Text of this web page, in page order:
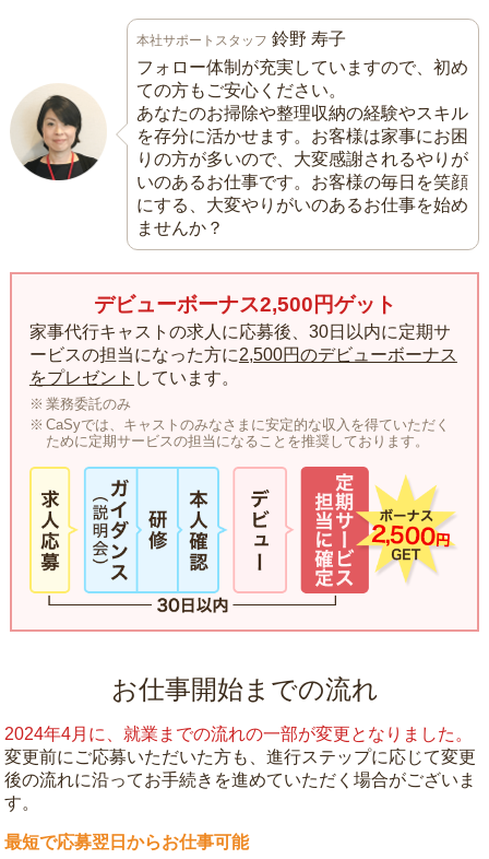
本社サポートスタッフ 鈴野 寿子
フォロー体制が充実していますので、初め
ての方もご安心ください。
あなたのお掃除や整理収納の経験やスキル
を存分に活かせます。お客様は家事にお困
りの方が多いので、大変感謝されるやりが
いのあるお仕事です。お客様の毎日を笑顔
にする、大変やりがいのあるお仕事を始め
ませんか？
デビューボーナス2,500円ゲット
家事代行キャストの求人に応募後、30日以内に定期サ
ービスの担当になった方に2,500円のデビューボーナス
をプレゼント しています。
業務委託のみ
CaSyでは、キャストのみなさまに安定的な収入を得ていただく
ために定期サービスの担当になることを推奨しております。
お仕事開始までの流れ
2024年4月に、就業までの流れの一部が変更となりました。
変更前にご応募いただいた方も、進行ステップに応じて変更
後の流れに沿ってお手続きを進めていただく場合がございま
す。
最短で応募翌日からお仕事可能